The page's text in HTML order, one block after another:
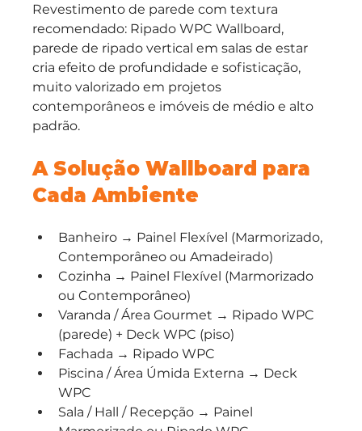
Revestimento de parede com textura
recomendado: Ripado WPC Wallboard,
parede de ripado vertical em salas de estar
cria efeito de profundidade e sofisticação,
muito valorizado em projetos
contemporâneos e imóveis de médio e alto
padrão.
A Solução Wallboard para
Cada Ambiente
Banheiro → Painel Flexível (Marmorizado,
Contemporâneo ou Amadeirado)
Cozinha → Painel Flexível (Marmorizado
ou Contemporâneo)
Varanda / Área Gourmet → Ripado WPC
(parede) + Deck WPC (piso)
Fachada → Ripado WPC
Piscina / Área Úmida Externa → Deck
WPC
Sala / Hall / Recepção → Painel